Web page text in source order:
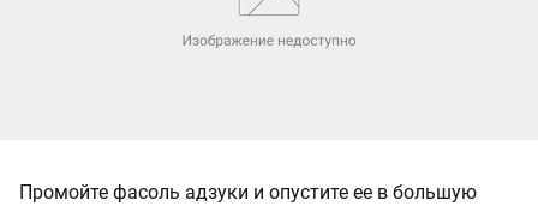
Промойте фасоль адзуки и опустите ее в большую